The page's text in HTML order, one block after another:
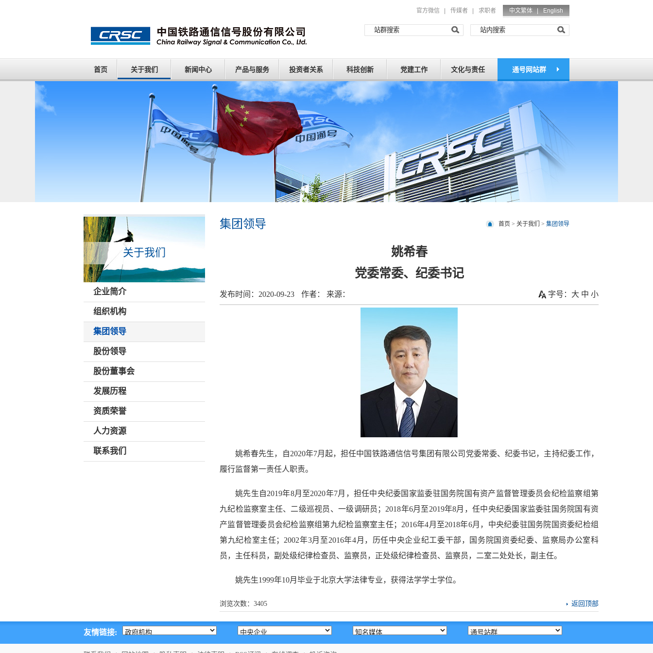
官方微信 传媒者 求职者 中文繁体 | English
首页 关于我们 新闻中心 产品与服务 投资者关系 科技创新 党建工作 文化与责任 通号网站群
关于我们
企业简介
组织机构
集团领导
股份领导
股份董事会
发展历程
资质荣誉
人力资源
联系我们
首页 > 关于我们 > 集团领导
集团领导
姚希春
党委常委、纪委书记
发布时间： 2020-09-23 作者： 来源： 字号： 大 中 小
姚希春先生，自2020年7月起，担任中国铁路通信信号集团有限公司 党委常委、纪委书记，主持纪委工作，
履行监督第一责任人职责。
姚先生自2019年8月至2020年7月，担任中央纪委国家监委驻国务院国有资产监督管理委员会纪检监察组第
九纪检监察室主任、二级巡视员、一级调研员；2018年6月至2019年8月，任中央纪委国家监委驻国务院国有资
产监督管理委员会纪检监察组第九纪检监察室主任；2016年4月至2018年6月，中央纪委驻国务院国资委纪检组
第九纪检室主任；2002年3月至2016年4月，历任中央企业纪工委干部，国务院国资委纪委、监察局办公室科
员，主任科员，副处级纪律检查员、监察员，正处级纪律检查员、监察员，二室二处处长，副主任。
姚先生1999年10月毕业于北京大学法律专业，获得法学学士学位。
浏览次数： 3405 返回顶部
友情链接: